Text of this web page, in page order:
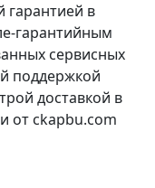
гарантией в
гарантийным
сервисных
поддержкой
доставкой в
от ckapbu.com